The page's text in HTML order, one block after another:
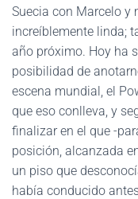
Suecia con Marcelo y
increíblemente linda;
año próximo. Hoy ha
posibilidad de
escena mundial, el
que eso conlleva, y
finalizar en el que -
posición, alcanzada
un piso que
había conducido